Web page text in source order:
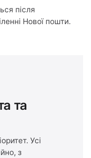
після
Нової пошти.
та
Усі
з